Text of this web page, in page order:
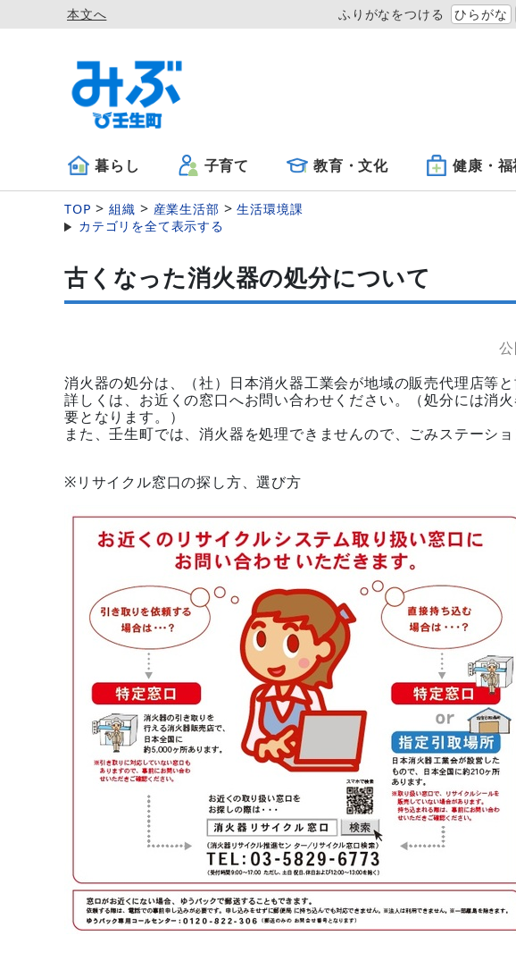
本文へ ふりがなをつける ひらがな
暮らし 子育て 教育・文化 健康・福
TOP 組織 産業生活部
生活環境課
カテゴリを全て表示する
古くなった消火器の処分について
消火器の処分は、（社）日本消火器工業会が地域の販売代理店等
詳しくは、お近くの窓口へお問い合わせください。（処分には消
要となります。）
また、壬生町では、消火器を処理できませんので、ごみステーショ
※リサイクル窓口の探し方、選び方